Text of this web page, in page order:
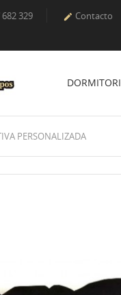
329  Contacto
PERSONALIZADA